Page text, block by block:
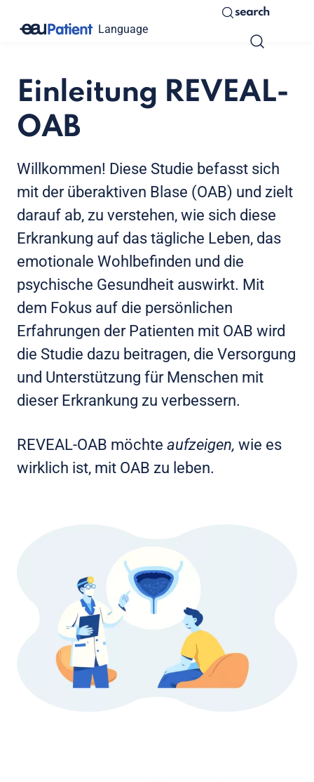
Language
search
Einleitung REVEAL-
OAB
Willkommen! Diese Studie befasst sich
mit der überaktiven Blase (OAB) und zielt
darauf ab, zu verstehen, wie sich diese
Erkrankung auf das tägliche Leben, das
emotionale Wohlbefinden und die
psychische Gesundheit auswirkt. Mit
dem Fokus auf die persönlichen
Erfahrungen der Patienten mit OAB wird
die Studie dazu beitragen, die Versorgung
und Unterstützung für Menschen mit
dieser Erkrankung zu verbessern.
REVEAL-OAB möchte aufzeigen, wie es
wirklich ist, mit OAB zu leben.